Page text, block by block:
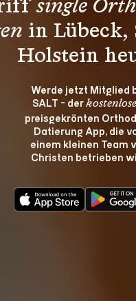
single
in Lübeck,
Holstein
Werde jetzt Mitglied
SALT - der
preisgekrönten
Datierung App, die
einem kleinen Team
Christen betrieben